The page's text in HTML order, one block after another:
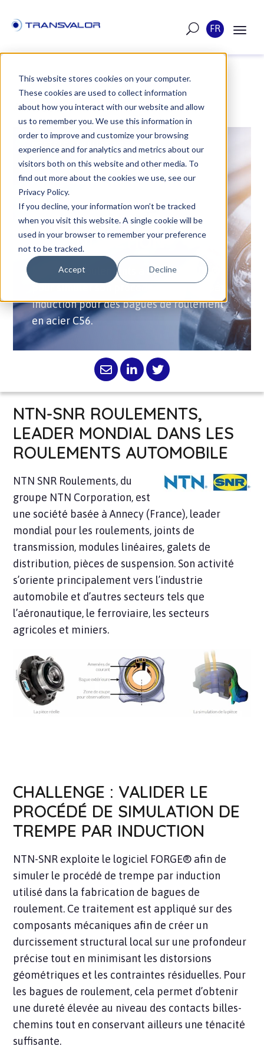
This website stores cookies on your computer.
These cookies are used to collect information
about how you interact with our website and allow
us to remember you. We use this information in
order to improve and customize your browsing
experience and for analytics and metrics about our
visitors both on this website and other media. To
find out more about the cookies we use, see our
Privacy Policy.
If you decline, your information won’t be tracked
when you visit this website. A single cookie will be
used in your browser to remember your preference
not to be tracked.
Accept Decline
FR
ARTICLE
POSTÉ LE 17 JUILLET 2019
ÉTUDE DE CAS NTN-
SNR ROULEMENTS -
VALIDER LA TREMPE
PAR INDUCTION
NTN-SNR Roulements a utilisé FORGE®
induction pour des bagues de roulement
en acier C56.
NTN-SNR ROULEMENTS,
LEADER MONDIAL DANS LES
ROULEMENTS AUTOMOBILE
NTN SNR Roulements, du
groupe NTN Corporation, est
une société basée à Annecy (France), leader
mondial pour les roulements, joints de
transmission, modules linéaires, galets de
distribution, pièces de suspension. Son activité
s’oriente principalement vers l’industrie
automobile et d’autres secteurs tels que
l’aéronautique, le ferroviaire, les secteurs
agricoles et miniers.
CHALLENGE : VALIDER LE
PROCÉDÉ DE SIMULATION DE
TREMPE PAR INDUCTION
NTN-SNR exploite le logiciel FORGE® afin de
simuler le procédé de trempe par induction
utilisé dans la fabrication de bagues de
roulement. Ce traitement est appliqué sur des
composants mécaniques afin de créer un
durcissement structural local sur une profondeur
précise tout en minimisant les distorsions
géométriques et les contraintes résiduelles. Pour
les bagues de roulement, cela permet d’obtenir
une dureté élevée au niveau des contacts billes-
chemins tout en conservant ailleurs une ténacité
suffisante.